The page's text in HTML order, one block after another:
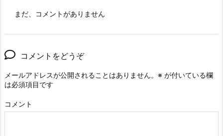
まだ、コメントがありません
コメントをどうぞ
メールアドレスが公開されることはありません。 ※ が付いている欄
は必須項目です
コメント